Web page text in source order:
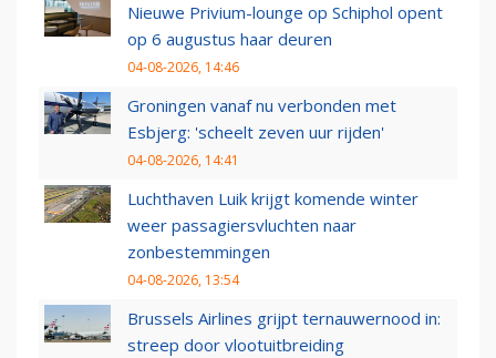
Nieuwe Privium-lounge op Schiphol opent
op 6 augustus haar deuren
04-08-2026, 14:46
Groningen vanaf nu verbonden met
Esbjerg: 'scheelt zeven uur rijden'
04-08-2026, 14:41
Luchthaven Luik krijgt komende winter
weer passagiersvluchten naar
zonbestemmingen
04-08-2026, 13:54
Brussels Airlines grijpt ternauwernood in:
streep door vlootuitbreiding